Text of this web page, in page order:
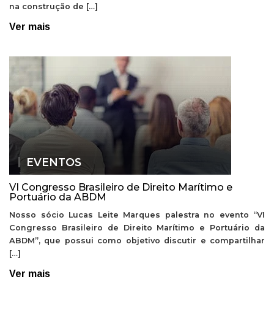
na construção de […]
Ver mais
EVENTOS
VI Congresso Brasileiro de Direito Marítimo e
Portuário da ABDM
Nosso sócio Lucas Leite Marques palestra no evento “VI
Congresso Brasileiro de Direito Marítimo e Portuário da
ABDM”, que possui como objetivo discutir e compartilhar
[…]
Ver mais